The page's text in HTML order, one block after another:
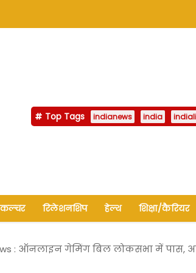
Top Tags indianews india
रिलेशनशिप हेल्थ शिक्षा/कैरियर
: ऑनलाइन गेमिंग बिल लोकसभा में पास,